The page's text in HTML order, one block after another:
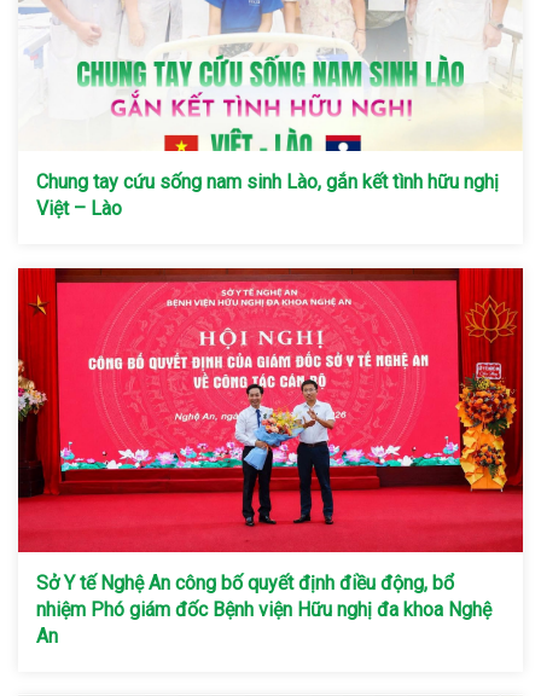
Chung tay cứu sống nam sinh Lào, gắn kết tình hữu nghị
Việt – Lào
Sở Y tế Nghệ An công bố quyết định điều động, bổ
nhiệm Phó giám đốc Bệnh viện Hữu nghị đa khoa Nghệ
An